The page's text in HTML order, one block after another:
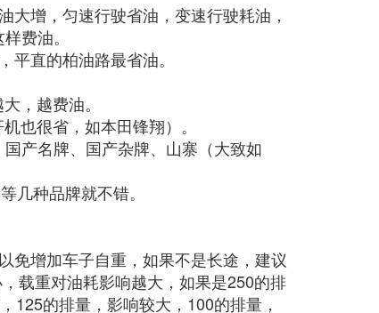
增，匀速行驶省油，变速行驶耗油，
费油。
直的柏油路最省油。
，越费油。
也很省，如本田锋翔）。
产名牌、国产杂牌、山寨（大致如
几种品牌就不错。
免增加车子自重，如果不是长途，建议
载重对油耗影响越大，如果是250的排
125的排量，影响较大，100的排量，